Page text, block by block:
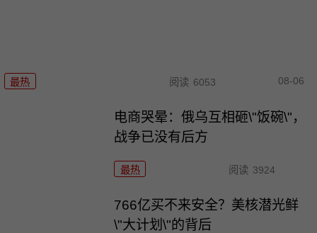
最热 阅读 6053 08-06
电商哭晕：俄乌互相砸\"饭碗\"，
战争已没有后方
最热 阅读 3924
766亿买不来安全？美核潜光鲜
\"大计划\"的背后